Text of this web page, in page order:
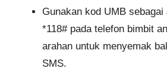
Gunakan kod UMB
*118# pada telefon bimbit
arahan untuk menyemak
SMS.